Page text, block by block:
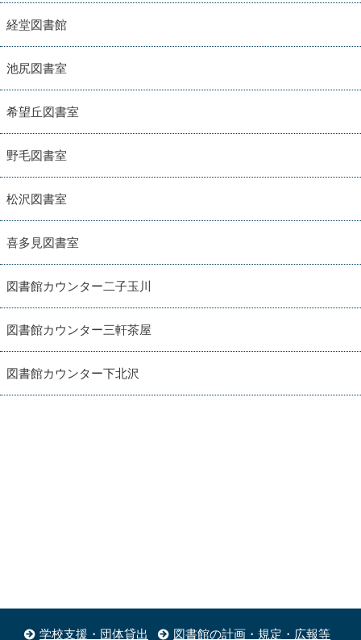
経堂図書館
池尻図書室
希望丘図書室
野毛図書室
松沢図書室
喜多見図書室
図書館カウンター二子玉川
図書館カウンター三軒茶屋
図書館カウンター下北沢
学校支援・団体貸出 図書館の計画・規定・広報等